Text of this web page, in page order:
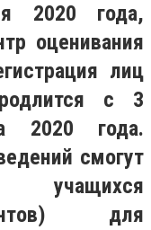
2020 года,
оценивания
лиц
с 3
2020 года.
смогут
учащихся
для